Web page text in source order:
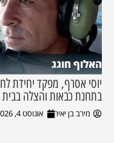
האלוף חוגג
יוסי אסרף, מפקד יחידת
בתחנת כבאות והצלה
מירב בן יאיר אוגוסט 4, 2026